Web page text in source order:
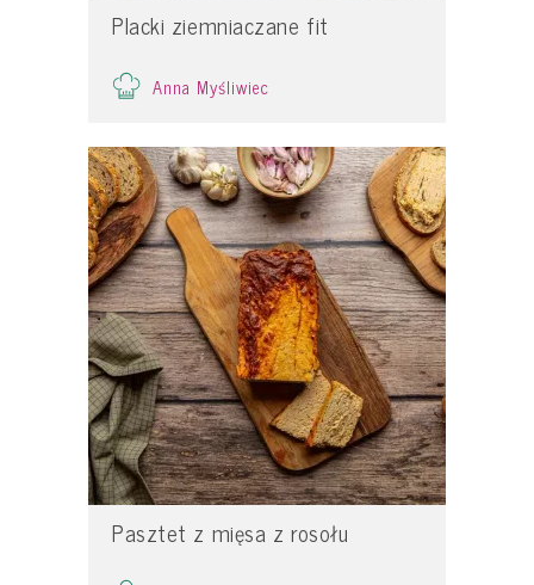
Placki ziemniaczane fit
Anna Myśliwiec
Pasztet z mięsa z rosołu